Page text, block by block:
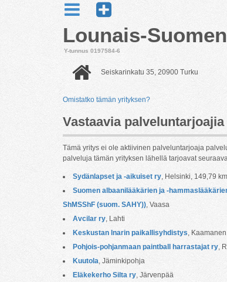
Lounais-
Y-tunnus 0197584-6
Seiskarinkatu 35, 20900 Turku
Omistatko tämän yrityksen?
Vastaavia palveluntarjoajia
Tämä yritys ei ole aktiivinen palveluntarjoaja
palveluja tämän yrityksen lähellä tarjoavat
Sydänlapset ja -aikuiset ry, Helsinki, 149,79 km
Suomen albaanilääkärien ja -
ShMSShF (suom. SAHY)), Vaasa
Avcilar ry, Lahti
Keskustan lnarin paikallisyhdistys, Kaamanen
Pohjois-pohjanmaan paintball harrastajat ry,
Kuutola, Jäminkipohja
Eläkekerho Silta ry, Järvenpää